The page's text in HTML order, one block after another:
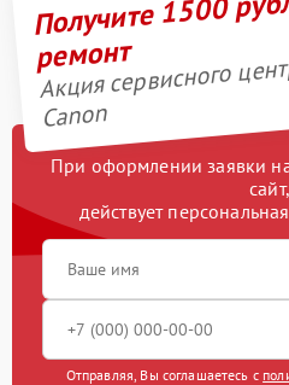
ремонт
Акция сервисного
Canon
При оформлении заявки
сайт,
действует
Отправляя, Вы соглашаетесь с